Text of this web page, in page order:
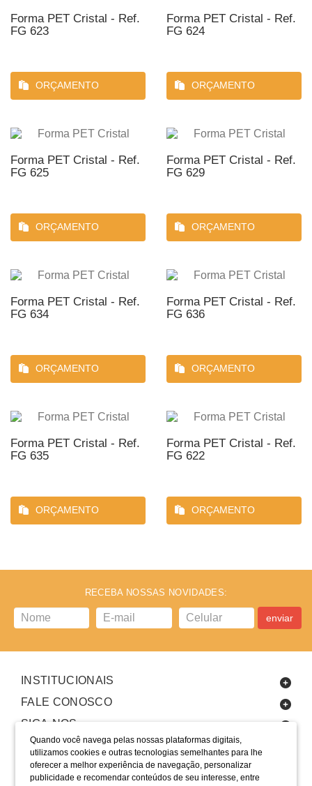
Quando você navega pelas nossas plataformas digitais,
utilizamos cookies e outras tecnologias semelhantes para lhe
oferecer a melhor experiência de navegação, personalizar
publicidade e recomendar conteúdos de seu interesse, entre
Forma PET Cristal - Ref.
FG 623
ORÇAMENTO
Forma PET Cristal - Ref.
FG 624
ORÇAMENTO
Forma PET Cristal - Ref.
FG 625
ORÇAMENTO
Forma PET Cristal - Ref.
FG 629
ORÇAMENTO
Forma PET Cristal - Ref.
FG 634
ORÇAMENTO
Forma PET Cristal - Ref.
FG 636
ORÇAMENTO
Forma PET Cristal - Ref.
FG 635
ORÇAMENTO
Forma PET Cristal - Ref.
FG 622
ORÇAMENTO
RECEBA NOSSAS NOVIDADES:
enviar
INSTITUCIONAIS
FALE CONOSCO
SIGA-NOS